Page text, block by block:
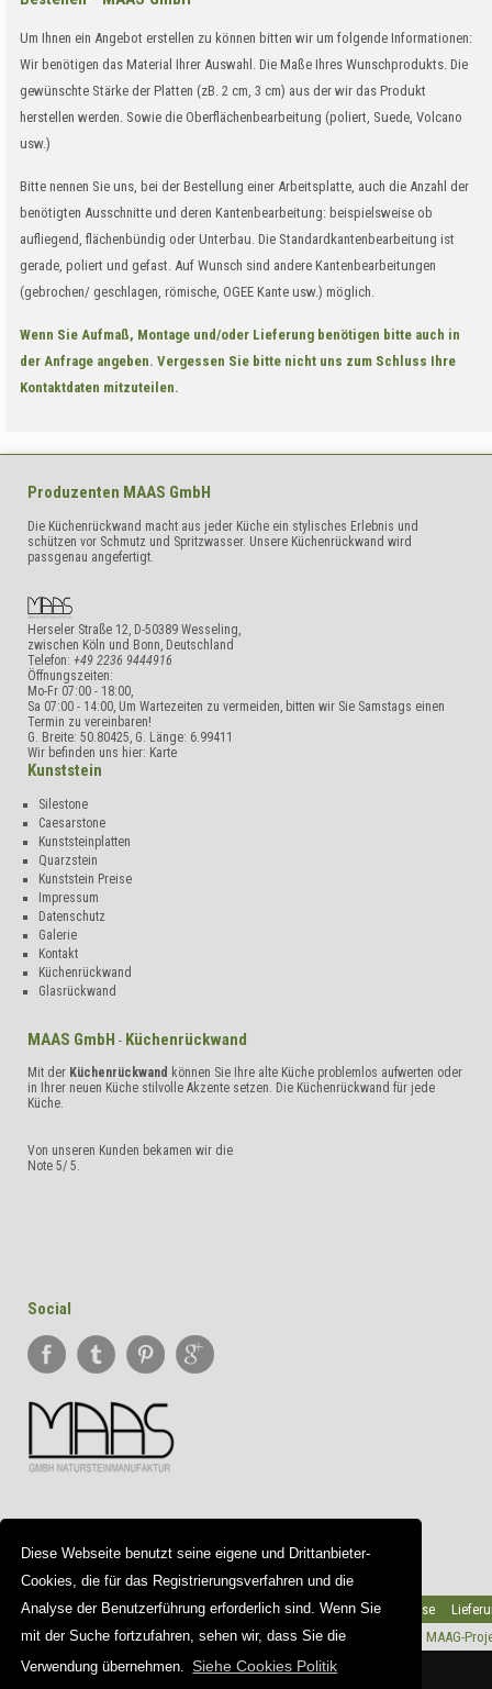
Diese Webseite benutzt seine eigene und Drittanbieter-
Cookies, die für das Registrierungsverfahren und die
Analyse der Benutzerführung erforderlich sind. Wenn Sie
mit der Suche fortzufahren, sehen wir, dass Sie die
Verwendung übernehmen. Siehe Cookies Politik
Um Ihnen ein Angebot erstellen zu können bitten wir um folgende Informationen:
Wir benötigen das Material Ihrer Auswahl. Die Maße Ihres Wunschprodukts. Die
gewünschte Stärke der Platten (zB. 2 cm, 3 cm) aus der wir das Produkt
herstellen werden. Sowie die Oberflächenbearbeitung (poliert, Suede, Volcano
usw.)
Bitte nennen Sie uns, bei der Bestellung einer Arbeitsplatte, auch die Anzahl der
benötigten Ausschnitte und deren Kantenbearbeitung: beispielsweise ob
aufliegend, flächenbündig oder Unterbau. Die Standardkantenbearbeitung ist
gerade, poliert und gefast. Auf Wunsch sind andere Kantenbearbeitungen
(gebrochen/ geschlagen, römische, OGEE Kante usw.) möglich.
Wenn Sie Aufmaß, Montage und/oder Lieferung benötigen bitte auch in
der Anfrage angeben. Vergessen Sie bitte nicht uns zum Schluss Ihre
Kontaktdaten mitzuteilen.
Produzenten MAAS GmbH
Die Küchenrückwand macht aus jeder Küche ein stylisches Erlebnis und
schützen vor Schmutz und Spritzwasser. Unsere Küchenrückwand wird
passgenau angefertigt.
Herseler Straße 12, D-50389 Wesseling,
zwischen Köln und Bonn, Deutschland
Telefon: +49 2236 9444916
Öffnungszeiten:
Mo-Fr 07:00 - 18:00,
Sa 07:00 - 14:00, Um Wartezeiten zu vermeiden, bitten wir Sie Samstags einen
Termin zu vereinbaren!
G. Breite: 50.80425, G. Länge: 6.99411
Wir befinden uns hier: Karte
Kunststein
Silestone
Caesarstone
Kunststeinplatten
Quarzstein
Kunststein Preise
Impressum
Datenschutz
Galerie
Kontakt
Küchenrückwand
Glasrückwand
MAAS GmbH - Küchenrückwand
Mit der Küchenrückwand können Sie Ihre alte Küche problemlos aufwerten oder
in Ihrer neuen Küche stilvolle Akzente setzen. Die Küchenrückwand für jede
Küche.
Von unseren Kunden bekamen wir die
Note 5/ 5.
Social
Wichtige Hinweise
Galerie
Team
Partner
Copyright © 2026 | kunststein.net MAAG-